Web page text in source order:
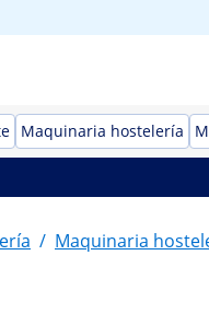
Maquinaria hostelería
/ Maquinaria